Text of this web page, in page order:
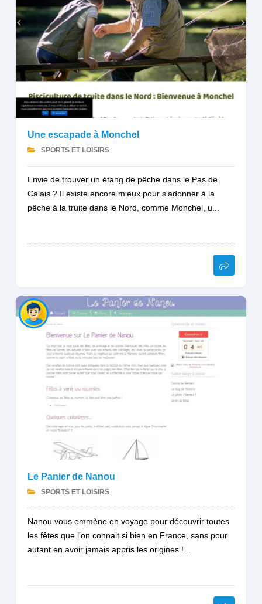
Une escapade à Monchel
SPORTS ET LOISIRS
Envie de trouver un étang de pêche dans le Pas de
Calais ? Il existe encore mieux pour s'adonner à la
pêche à la truite dans le Nord, comme Monchel, u...
Le Panier de Nanou
SPORTS ET LOISIRS
Nanou vous emmène en voyage pour découvrir toutes
les fêtes que l'on connait si bien en France, sans pour
autant en avoir jamais appris les origines !...